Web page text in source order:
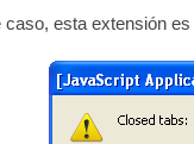
caso, esta extensión